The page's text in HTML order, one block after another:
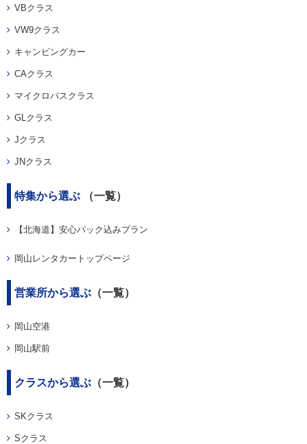
VBクラス
VW9クラス
キャンピングカー
CAクラス
マイクロバスクラス
GLクラス
Jクラス
JNクラス
特集から選ぶ （一覧）
【北海道】安心パック込みプラン
岡山レンタカートップページ
営業所から選ぶ （一覧）
岡山空港
岡山駅前
クラスから選ぶ （一覧）
SKクラス
Sクラス